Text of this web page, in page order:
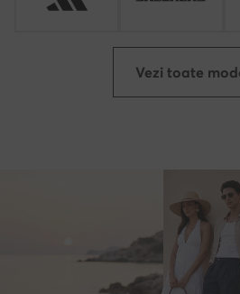
Vezi toate